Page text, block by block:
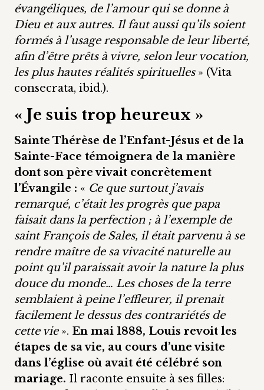
évangéliques, de l’amour qui se donne à
Dieu et aux autres. Il faut aussi qu’ils soient
formés à l’usage responsable de leur liberté,
afin d’être prêts à vivre, selon leur vocation,
les plus hautes réalités spirituelles » (Vita
consecrata, ibid.).
« Je suis trop heureux »
Sainte Thérèse de l’Enfant-Jésus et de la
Sainte-Face témoignera de la manière
dont son père vivait concrètement
l’Évangile : « Ce que surtout j’avais
remarqué, c’était les progrès que papa
faisait dans la perfection ; à l’exemple de
saint François de Sales, il était parvenu à se
rendre maître de sa vivacité naturelle au
point qu’il paraissait avoir la nature la plus
douce du monde… Les choses de la terre
semblaient à peine l’effleurer, il prenait
facilement le dessus des contrariétés de
cette vie». En mai 1888, Louis revoit les
étapes de sa vie, au cours d’une visite
dans l’église où avait été célébré son
mariage. Il raconte ensuite à ses filles: